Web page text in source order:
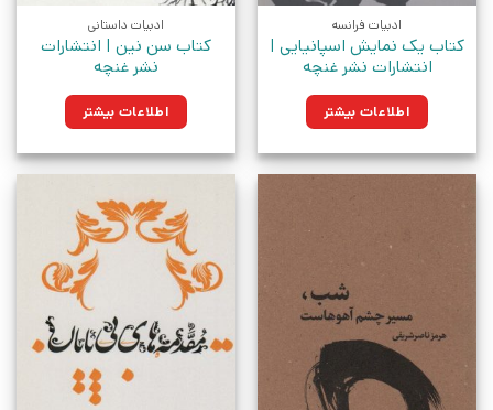
ادبیات فرانسه
کتاب یک نمایش اسپانیایی |
انتشارات نشر غنچه
اطلاعات بیشتر
ادبیات داستانی
کتاب سن نین | انتشارات
نشر غنچه
اطلاعات بیشتر